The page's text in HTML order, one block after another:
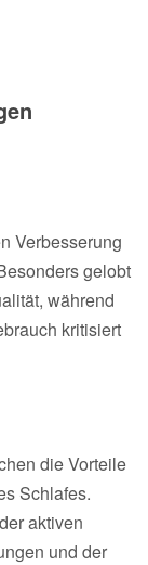
Verbesserung
gelobt
während
kritisiert
die Vorteile
Schlafes.
aktiven
und der